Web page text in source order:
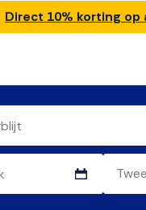
Direct 10% korting op